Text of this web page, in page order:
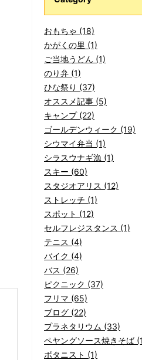
おもちゃ (18)
かがくの里 (1)
ご当地うどん (1)
のり弁 (1)
ひな祭り (37)
オススメ記事 (5)
キャンプ (22)
ゴールデンウィーク (19)
シウマイ弁当 (1)
シラスウナギ漁 (1)
スキー (60)
スタジオアリス (12)
ストレッチ (1)
スポット (12)
セルフレジスタンス (1)
テニス (4)
バイク (4)
バス (26)
ピクニック (37)
フリマ (65)
ブログ (22)
プラネタリウム (33)
ペヤングソース焼きそば
ボタニスト (1)